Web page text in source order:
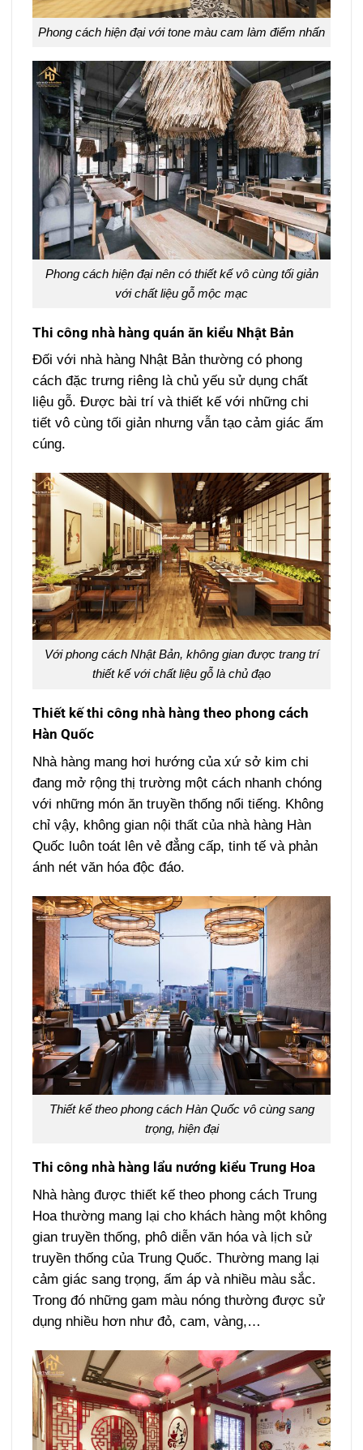
Phong cách hiện đại với tone màu cam làm điểm nhấn
Phong cách hiện đại nên có thiết kế vô cùng tối giản
với chất liệu gỗ mộc mạc
Thi công nhà hàng quán ăn kiểu Nhật Bản
Đối với nhà hàng Nhật Bản thường có phong
cách đặc trưng riêng là chủ yếu sử dụng chất
liệu gỗ. Được bài trí và thiết kế với những chi
tiết vô cùng tối giản nhưng vẫn tạo cảm giác ấm
cúng.
Với phong cách Nhật Bản, không gian được trang trí
thiết kế với chất liệu gỗ là chủ đạo
Thiết kế thi công nhà hàng theo phong cách
Hàn Quốc
Nhà hàng mang hơi hướng của xứ sở kim chi
đang mở rộng thị trường một cách nhanh chóng
với những món ăn truyền thống nổi tiếng. Không
chỉ vậy, không gian nội thất của nhà hàng Hàn
Quốc luôn toát lên vẻ đẳng cấp, tinh tế và phản
ánh nét văn hóa độc đáo.
Thiết kế theo phong cách Hàn Quốc vô cùng sang
trọng, hiện đại
Thi công nhà hàng lẩu nướng kiểu Trung Hoa
Nhà hàng được thiết kế theo phong cách Trung
Hoa thường mang lại cho khách hàng một không
gian truyền thống, phô diễn văn hóa và lịch sử
truyền thống của Trung Quốc. Thường mang lại
cảm giác sang trọng, ấm áp và nhiều màu sắc.
Trong đó những gam màu nóng thường được sử
dụng nhiều hơn như đỏ, cam, vàng,…